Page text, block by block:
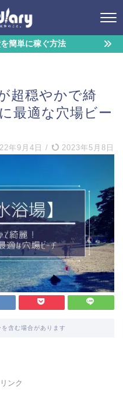
簡単に稼ぐ方法
超穏やかで綺
最適な穴場ビー
年9月4日 / 2023年5月8日
含む場合があります
ンク